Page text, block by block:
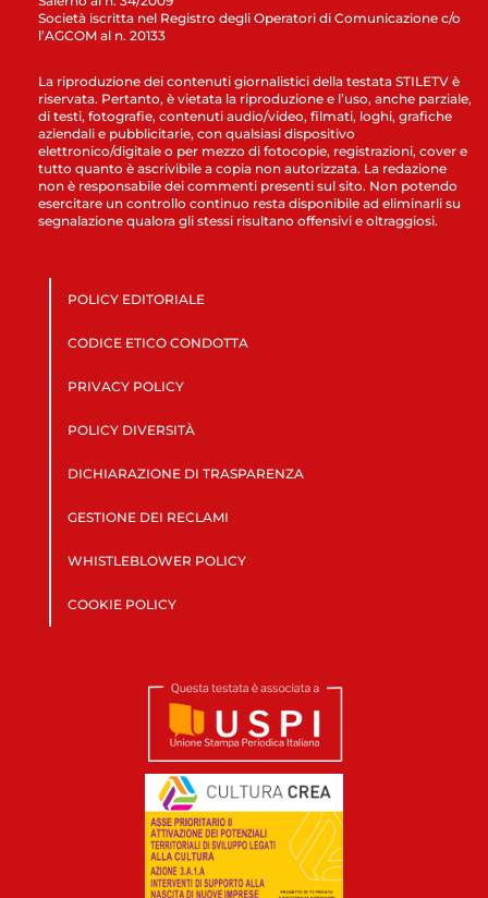
Società iscritta nel Registro degli Operatori di Comunicazione c/o
l’AGCOM al n. 20133
La riproduzione dei contenuti giornalistici della testata STILETV è
riservata. Pertanto, è vietata la riproduzione e l’uso, anche parziale,
di testi, fotografie, contenuti audio/video, filmati, loghi, grafiche
aziendali e pubblicitarie, con qualsiasi dispositivo
elettronico/digitale o per mezzo di fotocopie, registrazioni, cover e
tutto quanto è ascrivibile a copia non autorizzata. La redazione
non è responsabile dei commenti presenti sul sito. Non potendo
esercitare un controllo continuo resta disponibile ad eliminarli su
segnalazione qualora gli stessi risultano offensivi e oltraggiosi.
POLICY EDITORIALE
CODICE ETICO CONDOTTA
PRIVACY POLICY
POLICY DIVERSITÀ
DICHIARAZIONE DI TRASPARENZA
GESTIONE DEI RECLAMI
WHISTLEBLOWER POLICY
COOKIE POLICY